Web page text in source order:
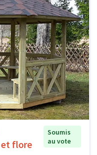
flore
Soumis
au vote